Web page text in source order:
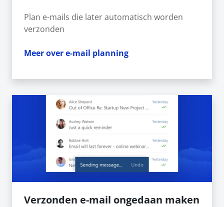
Plan e-mails die later automatisch worden
verzonden
Meer over e-mail planning
Verzonden e-mail ongedaan maken